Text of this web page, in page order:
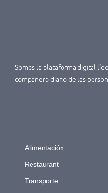
Somos la plataforma digital
compañero diario de las
Alimentación
Restaurant
Transporte